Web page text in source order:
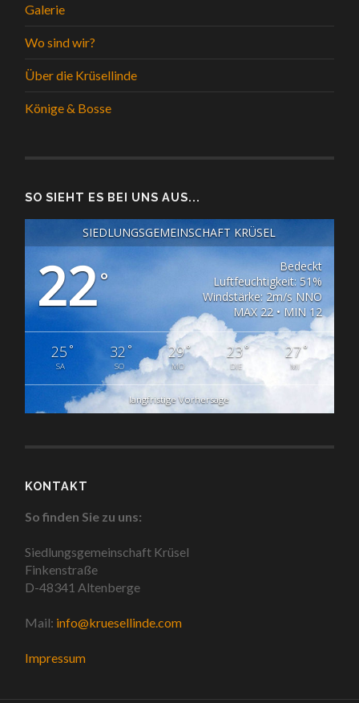
Galerie
Wo sind wir?
Über die Krüsellinde
Könige & Bosse
SO SIEHT ES BEI UNS AUS...
SIEDLUNGSGEMEINSCHAFT KRÜSEL
22°
Bedeckt
Luftfeuchtigkeit: 51%
Windstärke: 2m/s NNO
MAX 22 • MIN 12
25°
SA
32 °
SO
29°
MO
23°
DIE
27°
MI
langfristige Vorhersage
KONTAKT
So finden Sie zu uns:
Siedlungsgemeinschaft Krüsel
Finkenstraße
D-48341 Altenberge
Mail: info@kruesellinde.com
Impressum